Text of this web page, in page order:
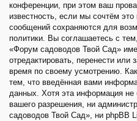
конференции, при этом ваш
известность, если мы сочтём
сообщений сохраняются для
политики. Вы соглашаетесь с
«Форум садоводов Твой Сад»
отредактировать, перенести
время по своему усмотрению.
тем, что введённая вами
данных. Хотя эта информация не
вашего разрешения, ни
садоводов Твой Сад», ни phpBB